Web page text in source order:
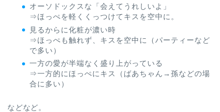
オーソドックスな「会えてうれしいよ」
⇒ほっぺを軽くくっつけてキスを空中に。
見るからに化粧が濃い時
⇒ほっぺも触れず、キスを空中に（パーティーなど
で多い）
一方の愛が半端なく盛り上がっている
⇒一方的にほっぺにキス（ばあちゃん→孫などの場
合に多い）
などなど。